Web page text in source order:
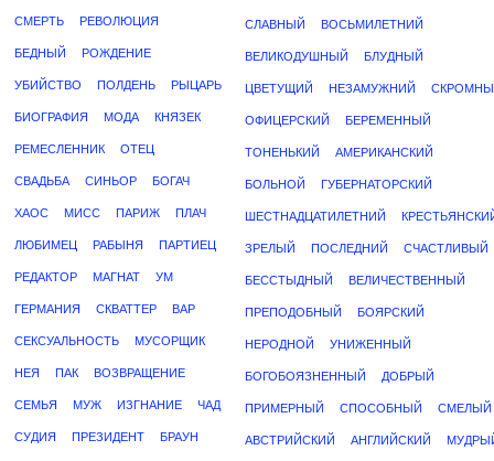
СМЕРТЬ РЕВОЛЮЦИЯ
БЕДНЫЙ РОЖДЕНИЕ
УБИЙСТВО ПОЛДЕНЬ РЫЦАРЬ
БИОГРАФИЯ МОДА КНЯЗЕК
РЕМЕСЛЕННИК ОТЕЦ
СВАДЬБА СИНЬОР БОГАЧ
ХАОС МИСС ПАРИЖ ПЛАЧ
ЛЮБИМЕЦ РАБЫНЯ ПАРТИЕЦ
РЕДАКТОР МАГНАТ УМ
ГЕРМАНИЯ СКВАТТЕР ВАР
СЕКСУАЛЬНОСТЬ МУСОРЩИК
НЕЯ ПАК ВОЗВРАЩЕНИЕ
СЕМЬЯ МУЖ ИЗГНАНИЕ ЧАД
СУДИЯ ПРЕЗИДЕНТ БРАУН
СЛАВНЫЙ ВОСЬМИЛЕТНИЙ
ВЕЛИКОДУШНЫЙ БЛУДНЫЙ
ЦВЕТУЩИЙ НЕЗАМУЖНИЙ
ОФИЦЕРСКИЙ БЕРЕМЕННЫЙ
ТОНЕНЬКИЙ АМЕРИКАНСКИЙ
БОЛЬНОЙ ГУБЕРНАТОРСКИЙ
ШЕСТНАДЦАТИЛЕТНИЙ
ЗРЕЛЫЙ ПОСЛЕДНИЙ СЧАСТЛИВЫЙ
БЕССТЫДНЫЙ ВЕЛИЧЕСТВЕННЫЙ
ПРЕПОДОБНЫЙ БОЯРСКИЙ
НЕРОДНОЙ УНИЖЕННЫЙ
БОГОБОЯЗНЕННЫЙ ДОБРЫЙ
ПРИМЕРНЫЙ СПОСОБНЫЙ СМЕЛЫЙ
АВСТРИЙСКИЙ АНГЛИЙСКИЙ